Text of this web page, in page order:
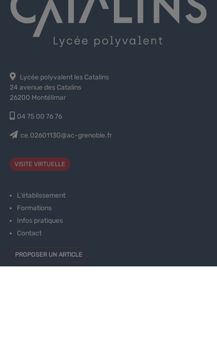
Lycée polyvalent les Catalins
24 avenue des Catalins
26200 Montélimar
04 75 00 76 76
ce.0260113G@ac-grenoble.fr
VISITE VIRTUELLE
L'établissement
Formations
Infos pratiques
Contact
PROPOSER UN ARTICLE